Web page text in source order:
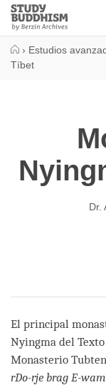
Close
Study
Buddhism
› Estudios
Tíbet
Dr.
El principal
Nyingma del
Monasterio
rDo-rje brag E-